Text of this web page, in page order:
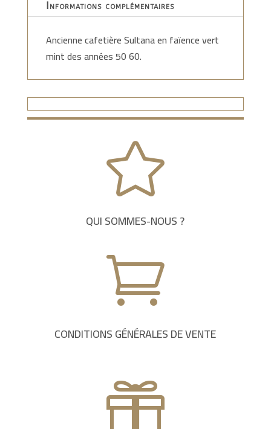
Informations complémentaires
Ancienne cafetière Sultana en faïence vert
mint des années 50 60.

QUI SOMMES-NOUS ?

CONDITIONS GÉNÉRALES DE VENTE
